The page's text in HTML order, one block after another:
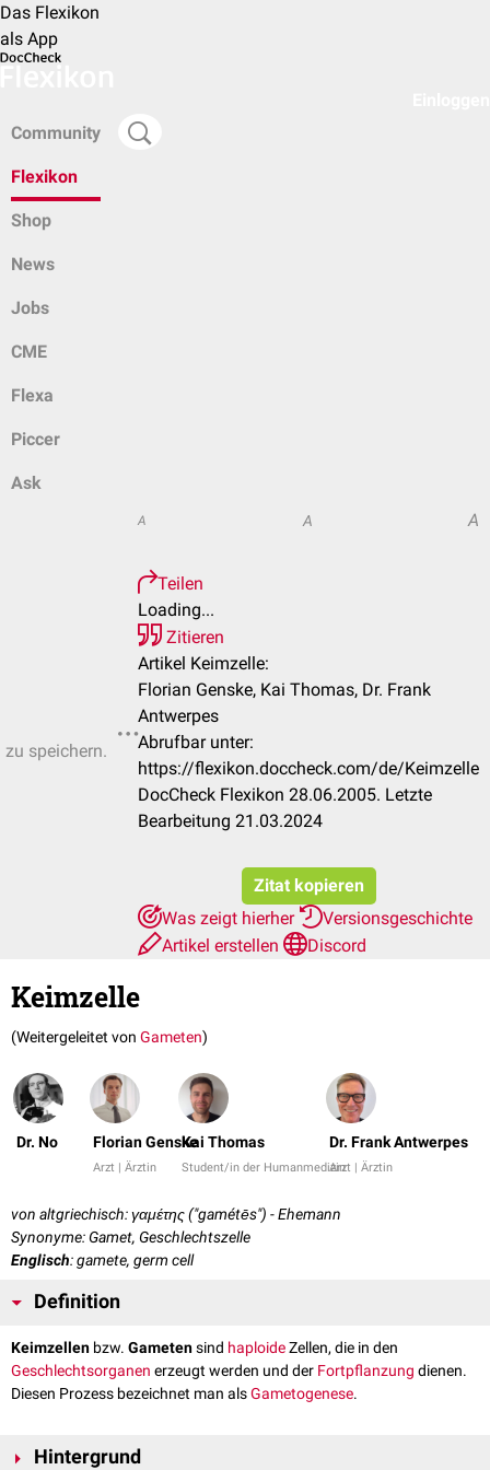
Das Flexikon
als App
Community
Flexikon
Shop
News
Jobs
CME
Flexa
Piccer
Ask
speichern.
A A A
Teilen
Loading...
Zitieren
Artikel Keimzelle:
Florian Genske, Kai Thomas, Dr. Frank
Antwerpes
Abrufbar unter:
https://flexikon.doccheck.com/de/Keimzelle
DocCheck Flexikon 28.06.2005. Letzte
Bearbeitung 21.03.2024
Zitat kopieren
Was zeigt hierher
Versionsgeschichte
Artikel erstellen
Discord
Keimzelle
(Weitergeleitet von Gameten)
Dr. No Florian Genske
Arzt | Ärztin
Kai Thomas
Student/in der Humanmedizin
Dr. Frank Antwerpes
Arzt | Ärztin
von altgriechisch: γαμέτης ("gamétēs") - Ehemann
Synonyme: Gamet, Geschlechtszelle
Englisch: gamete, germ cell
Definition
Keimzellen bzw. Gametensind haploideZellen, die in den
Geschlechtsorganen erzeugt werden und der Fortpflanzung dienen.
Diesen Prozess bezeichnet man alsGametogenese.
Hintergrund